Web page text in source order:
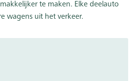
te maken. Elke deelauto
wagens uit het verkeer.